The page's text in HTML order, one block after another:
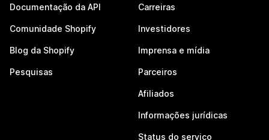
Documentação da API
Comunidade Shopify
Blog da Shopify
Pesquisas
Carreiras
Investidores
Imprensa e mídia
Parceiros
Afiliados
Informações jurídicas
Status do serviço